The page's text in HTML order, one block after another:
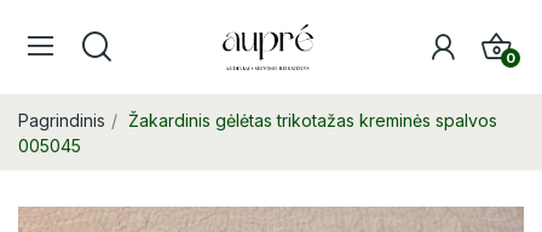
0
Pagrindinis
Žakardinis gėlėtas trikotažas kreminės spalvos
005045